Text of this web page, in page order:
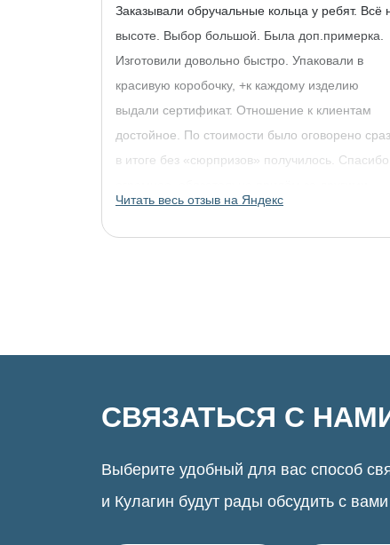
Заказывали обручальные кольца у ребят. Всё
высоте. Выбор большой. Была доп.примерка.
Изготовили довольно быстро. Упаковали в
красивую коробочку, +к каждому изделию
выдали сертификат. Отношение к клиентам
достойное. По стоимости было оговорено
в итоге без «сюрпризов» получилось. Спасибо
украшениями!
Читать весь отзыв на Яндекс
СВЯЗАТЬСЯ С
Выберите удобный для вас способ
и Кулагин будут рады обсудить с